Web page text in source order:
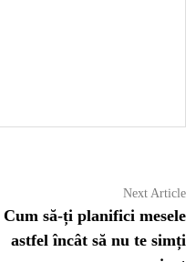
Next Article
Cum să-ți planifici mesele
astfel încât să nu te simți